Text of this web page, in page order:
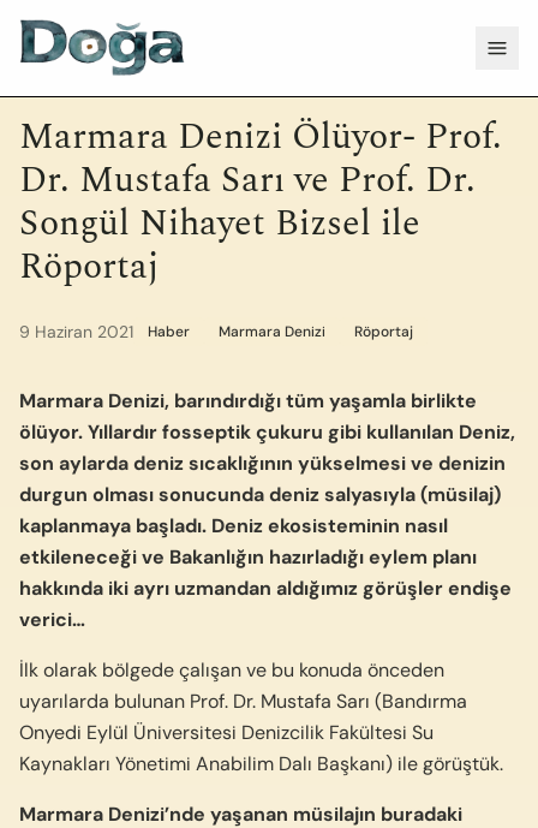
Marmara Denizi Ölüyor- Prof.
Dr. Mustafa Sarı ve Prof. Dr.
Songül Nihayet Bizsel ile
Röportaj
9 Haziran 2021 Haber Marmara Denizi Röportaj
Marmara Denizi, barındırdığı tüm yaşamla birlikte
ölüyor. Yıllardır fosseptik çukuru gibi kullanılan Deniz,
son aylarda deniz sıcaklığının yükselmesi ve denizin
durgun olması sonucunda deniz salyasıyla (müsilaj)
kaplanmaya başladı. Deniz ekosisteminin nasıl
etkileneceği ve Bakanlığın hazırladığı eylem planı
hakkında iki ayrı uzmandan aldığımız görüşler endişe
verici…
İlk olarak bölgede çalışan ve bu konuda önceden
uyarılarda bulunan Prof. Dr. Mustafa Sarı (Bandırma
Onyedi Eylül Üniversitesi Denizcilik Fakültesi Su
Kaynakları Yönetimi Anabilim Dalı Başkanı) ile görüştük.
Marmara Denizi’nde yaşanan müsilajın buradaki